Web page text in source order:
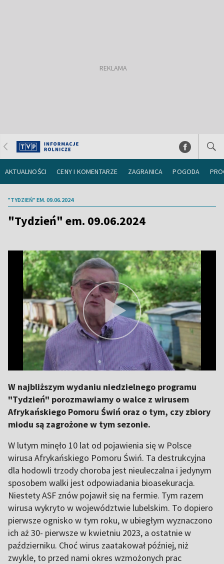
AKTUALNOŚCI CENY I KOMENTARZE ZAGRANICA POGODA
"TYDZIEŃ" EM. 09.06.2024
"Tydzień" em. 09.06.2024
W najbliższym wydaniu niedzielnego programu
"Tydzień" porozmawiamy o walce z wirusem
Afrykańskiego Pomoru Świń oraz o tym, czy zbiory
miodu są zagrożone w tym sezonie.
W lutym minęło 10 lat od pojawienia się w Polsce
wirusa Afrykańskiego Pomoru Świń. Ta destrukcyjna
dla hodowli trzody choroba jest nieuleczalna i jedynym
sposobem walki jest odpowiadania bioasekuracja.
Niestety ASF znów pojawił się na fermie. Tym razem
wirusa wykryto w województwie lubelskim. To dopiero
pierwsze ognisko w tym roku, w ubiegłym wyznaczono
ich aż 30- pierwsze w kwietniu 2023, a ostatnie w
październiku. Choć wirus zaatakował później, niż
zwykle, to przed nami okres wzmożonych prac